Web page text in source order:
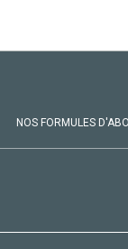
NOS FORMULES